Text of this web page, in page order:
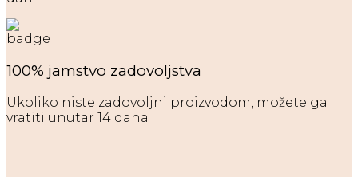
100% jamstvo zadovoljstva
Ukoliko niste zadovoljni proizvodom, možete ga
vratiti unutar 14 dana